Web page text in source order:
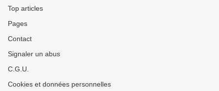
Top articles
Pages
Contact
Signaler un abus
C.G.U.
Cookies et données personnelles